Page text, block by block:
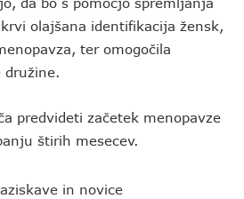
olajšana identifikacija žensk,
ter omogočila
družine.
predvideti začetek menopavze
štirih mesecev.
in novice